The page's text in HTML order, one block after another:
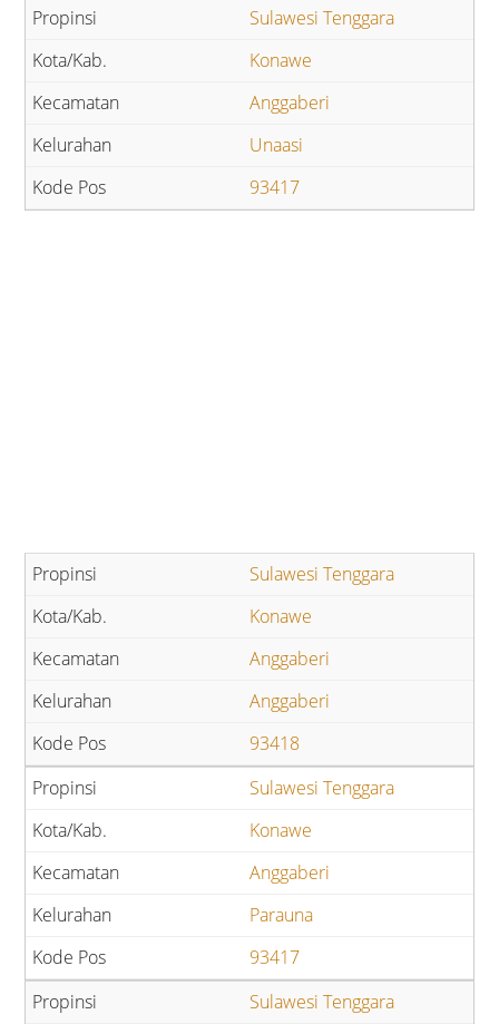
Sulawesi Tenggara
Konawe
Anggaberi
Unaasi
93417
Sulawesi Tenggara
Konawe
Anggaberi
Anggaberi
93418
Sulawesi Tenggara
Konawe
Anggaberi
Parauna
93417
Sulawesi Tenggara